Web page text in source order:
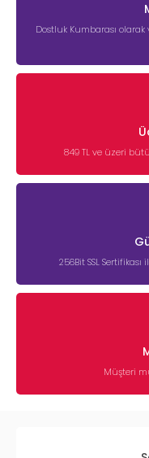
Dostluk Kumbarası
849 TL ve üzeri
256Bit SSL
Müşteri